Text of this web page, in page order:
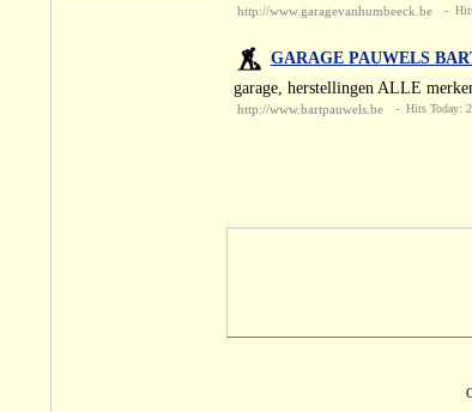
http://www.garagevanhumbeeck.be -
GARAGE PAUWELS
garage, herstellingen ALLE
http://www.bartpauwels.be - Hits Today: